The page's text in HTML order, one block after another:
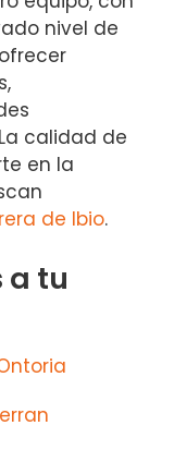
nivel de
calidad de
en la
de Ibio.
a tu